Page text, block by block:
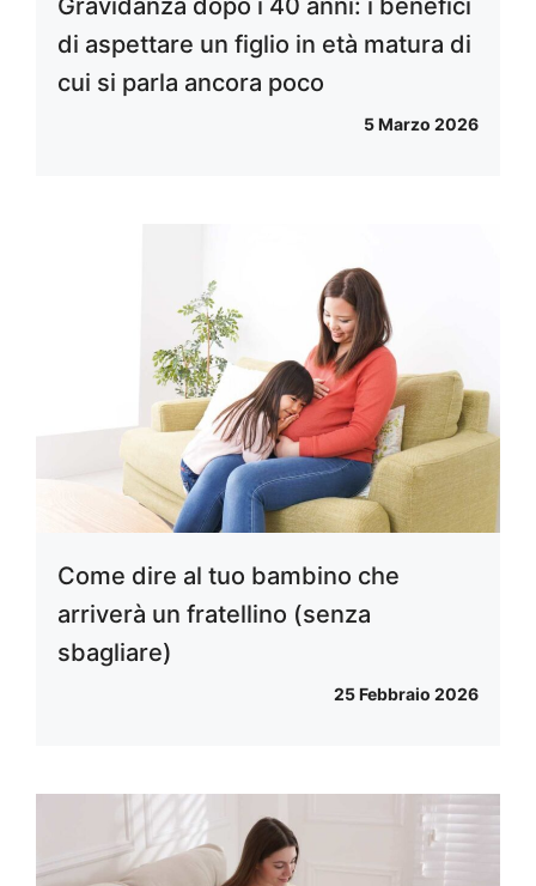
di aspettare un figlio in età matura di
cui si parla ancora poco
5 Marzo 2026
Come dire al tuo bambino che
arriverà un fratellino (senza
sbagliare)
25 Febbraio 2026